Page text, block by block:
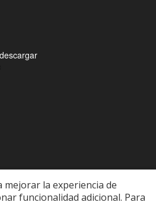
la experiencia de
funcionalidad adicional. Para